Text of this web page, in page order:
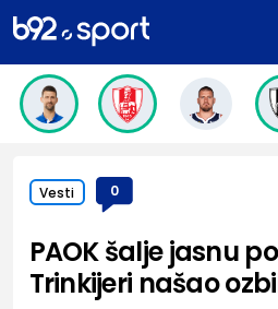
Vesti 0
PAOK šalje jasnu
Trinkijeri našao